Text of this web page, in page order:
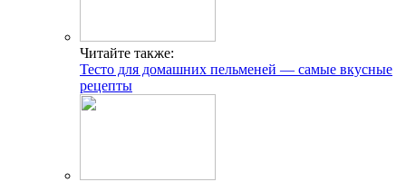
Читайте также:
Тесто для домашних пельменей — самые вкусные
рецепты